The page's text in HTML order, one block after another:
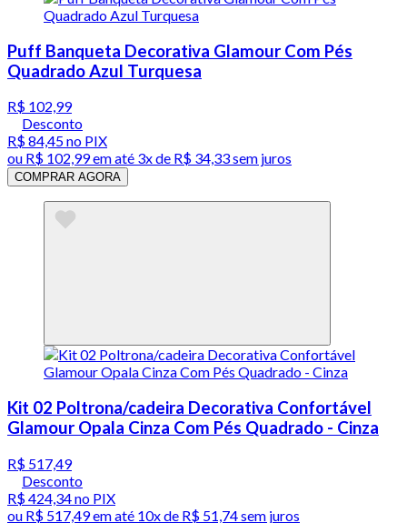
Puff Banqueta Decorativa Glamour Com Pés
Quadrado Azul Turquesa
R$ 102,99
Desconto
R$ 84,45no PIX
ou R$ 102,99em até 3x de R$ 34,33 sem juros
COMPRAR AGORA
Kit 02 Poltrona/cadeira Decorativa Confortável
Glamour Opala Cinza Com Pés Quadrado - Cinza
R$ 517,49
Desconto
R$ 424,34no PIX
ou R$ 517,49em até 10x de R$ 51,74 sem juros